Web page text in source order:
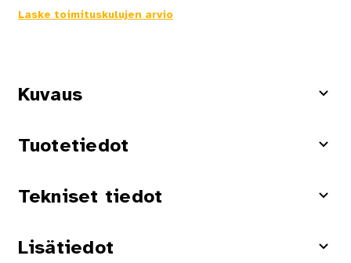
Laske toimituskulujen arvio
Kuvaus
Tuotetiedot
Tekniset tiedot
Lisätiedot